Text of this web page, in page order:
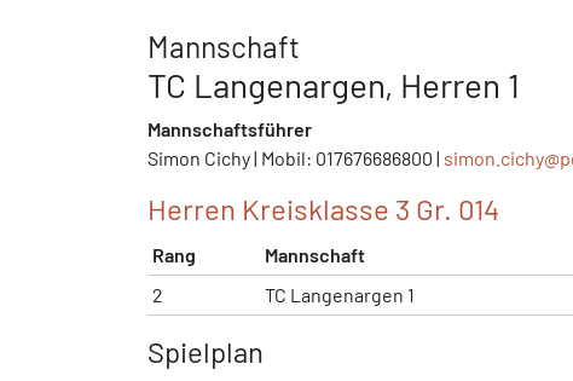
Mannschaft
TC Langenargen, Herren 1
Mannschaftsführer
Simon Cichy | Mobil: 017676686800 | simon.cichy@
Herren Kreisklasse 3 Gr. 014
Rang Mannschaft
2
TC Langenargen 1
Spielplan